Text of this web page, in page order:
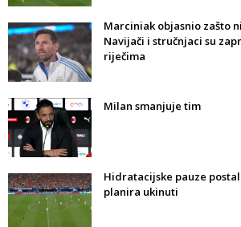
Marciniak objasnio zašto
Navijači i stručnjaci su
riječima
Milan smanjuje tim
Hidratacijske pauze
planira ukinuti